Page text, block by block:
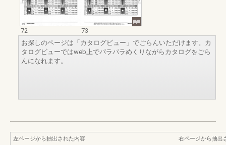
72
73
お探しのページは「カタログビュー」でごらんいただけます。カ
タログビューではweb上でパラパラめくりながらカタログをごら
んになれます。
左ページから抽出された内容
右ページから抽出